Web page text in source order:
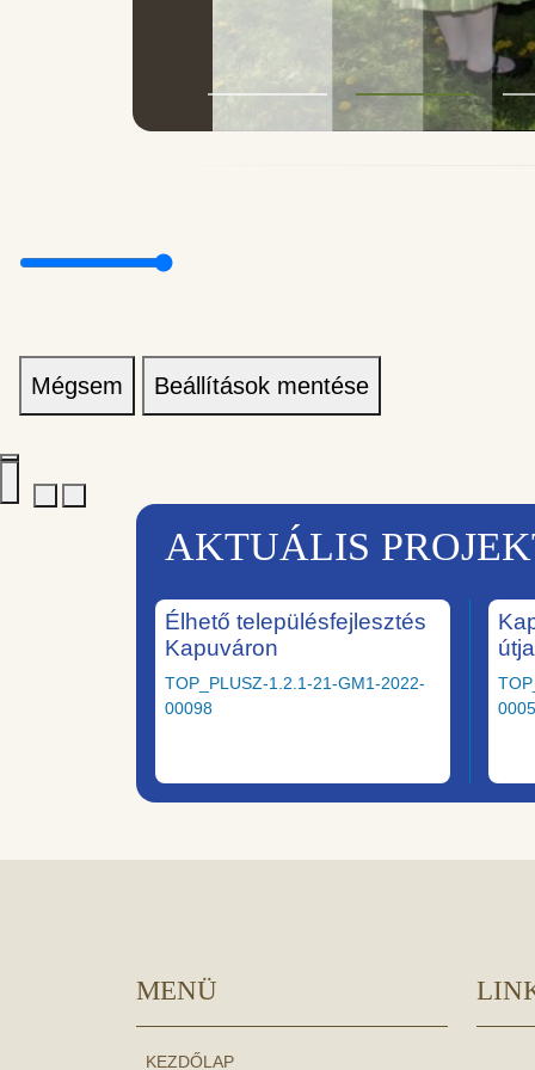
Mégsem Beállítások mentése
AKTUÁLIS
Élhető településfejlesztés
Kapuváron
TOP_PLUSZ-1.2.1-21-GM1-2022-
00098
MENÜ
KEZDŐLAP